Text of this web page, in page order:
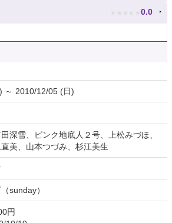
★ ★ ★ ★ ★ 0.0
～ 2010/12/05 (日)
深雪、ピンク地底人２号、上松みづほ、
美、山本つづみ、杉江美生
sunday）
円